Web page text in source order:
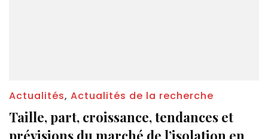
Actualités, Actualités de la recherche
Taille, part, croissance, tendances et
prévisions du marché de l’isolation en